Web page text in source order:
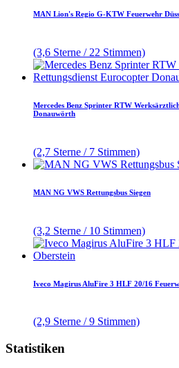
MAN Lion's Regio G-KTW Feuerwehr
(3,6 Sterne / 22 Stimmen)
Mercedes Benz Sprinter RTW
Donauwörth
(2,7 Sterne / 7 Stimmen)
MAN NG VWS Rettungsbus Siegen
(3,2 Sterne / 10 Stimmen)
Iveco Magirus AluFire 3 HLF 20/16
(2,9 Sterne / 9 Stimmen)
Statistiken